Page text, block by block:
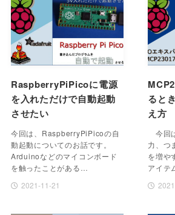
RaspberryPiPicoに電源
を入れただけで自動起動
させたい
今回は、RaspberryPiPicoの自
動起動についてのお話です。
Arduinoなどのマイコンボード
を触ったことがある…
2021-11-21
ると
え方
今回
力、つ
を増や
アイテ